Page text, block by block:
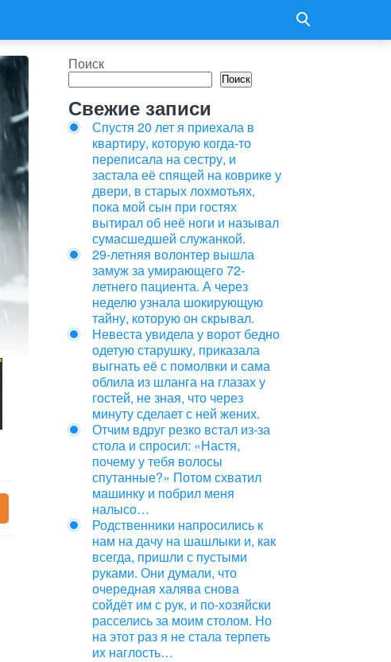
Поиск
Поиск
Свежие записи
Спустя 20 лет я приехала в
квартиру, которую когда-то
переписала на сестру, и
застала её спящей на коврике у
двери, в старых лохмотьях,
пока мой сын при гостях
вытирал об неё ноги и называл
сумасшедшей служанкой.
29-летняя волонтер вышла
замуж за умирающего 72-
летнего пациента. А через
неделю узнала шокирующую
тайну, которую он скрывал.
Невеста увидела у ворот бедно
одетую старушку, приказала
выгнать её с помолвки и сама
облила из шланга на глазах у
гостей, не зная, что через
минуту сделает с ней жених.
Отчим вдруг резко встал из‑за
стола и спросил: «Настя,
почему у тебя волосы
спутанные?» Потом схватил
машинку и побрил меня
налысо…
Родственники напросились к
нам на дачу на шашлыки и, как
всегда, пришли с пустыми
руками. Они думали, что
очередная халява снова
сойдёт им с рук, и по-хозяйски
расселись за моим столом. Но
на этот раз я не стала терпеть
их наглость…